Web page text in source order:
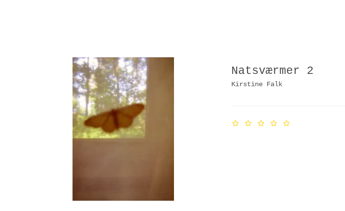
Natsværmer 2
Kirstine Falk